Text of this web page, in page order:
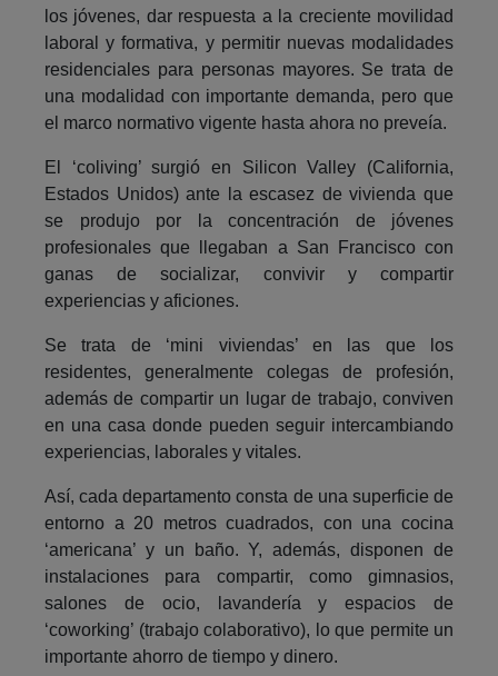
los jóvenes, dar respuesta a la creciente movilidad
laboral y formativa, y permitir nuevas modalidades
residenciales para personas mayores. Se trata de
una modalidad con importante demanda, pero que
el marco normativo vigente hasta ahora no preveía.
El ‘coliving’ surgió en Silicon Valley (California,
Estados Unidos) ante la escasez de vivienda que
se produjo por la concentración de jóvenes
profesionales que llegaban a San Francisco con
ganas de socializar, convivir y compartir
experiencias y aficiones.
Se trata de ‘mini viviendas’ en las que los
residentes, generalmente colegas de profesión,
además de compartir un lugar de trabajo, conviven
en una casa donde pueden seguir intercambiando
experiencias, laborales y vitales.
Así, cada departamento consta de una superficie de
entorno a 20 metros cuadrados, con una cocina
‘americana’ y un baño. Y, además, disponen de
instalaciones para compartir, como gimnasios,
salones de ocio, lavandería y espacios de
‘coworking’ (trabajo colaborativo), lo que permite un
importante ahorro de tiempo y dinero.